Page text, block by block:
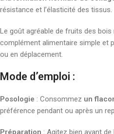
résistance et l’élasticité des tissus.
Le goût agréable de fruits des
complément alimentaire simple et
ou en déplacement.
Mode d’emploi :
Posologie : Consommez un
préférence pendant ou après un